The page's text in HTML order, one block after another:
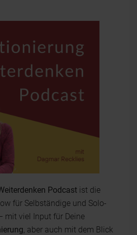
Podcast ist die
für Selbständige und Solo-
mit viel Input für Deine
, aber auch mit dem Blick